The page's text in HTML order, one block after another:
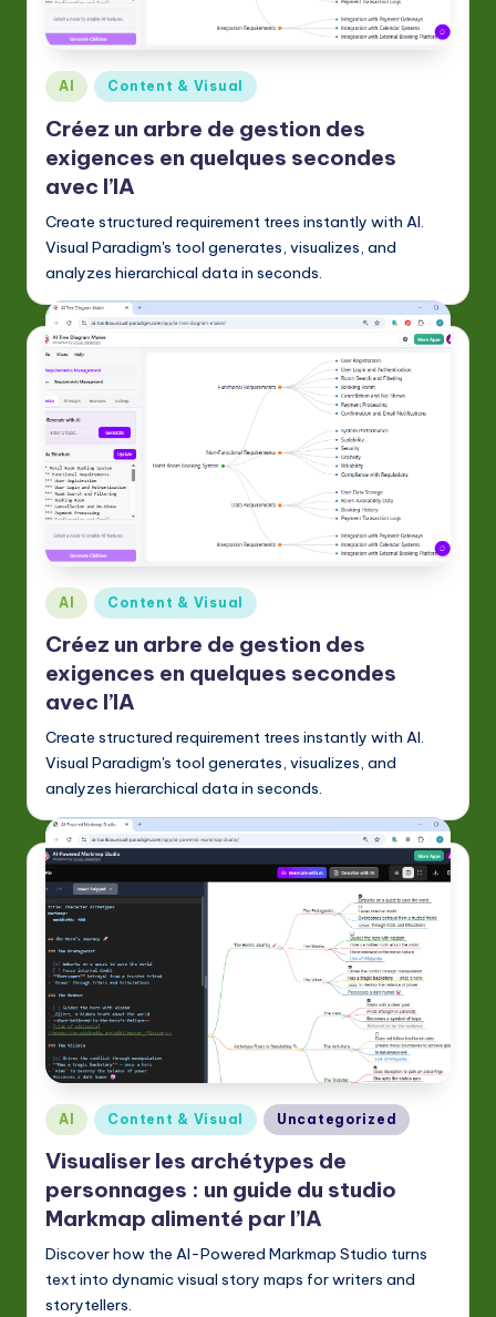
r
e
n
c
h
-
L
a
t
e
s
in
A
&
S
o
ft
w
a
e
In
n
o
v
a
ti
o
n
Posted
in
AI Content & Visual
Créez un arbre de gestion des
exigences en quelques secondes
avec l’IA
Create structured requirement trees instantly with AI.
Visual Paradigm's tool generates, visualizes, and
analyzes hierarchical data in seconds.
Posted
in
AI Content & Visual
Créez un arbre de gestion des
exigences en quelques secondes
avec l’IA
Create structured requirement trees instantly with AI.
Visual Paradigm's tool generates, visualizes, and
analyzes hierarchical data in seconds.
Posted
in
AI Content & Visual Uncategorized
Visualiser les archétypes de
personnages : un guide du studio
Markmap alimenté par l’IA
Discover how the AI-Powered Markmap Studio turns
text into dynamic visual story maps for writers and
storytellers.